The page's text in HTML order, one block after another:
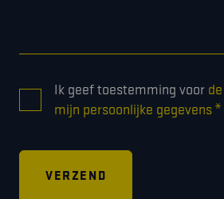
* Ik geef toestemming voor
mijn persoonlijke gegevens*